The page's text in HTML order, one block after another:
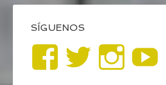
SÍGUENOS
VerVerVer